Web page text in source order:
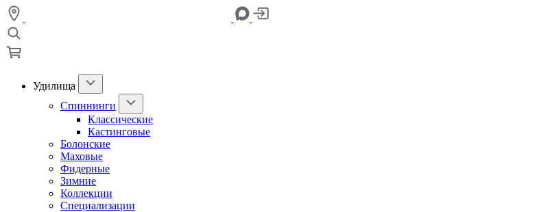
Удилища
Спиннинги
Классические
Кастинговые
Болонские
Маховые
Фидерные
Зимние
Коллекции
Специализации